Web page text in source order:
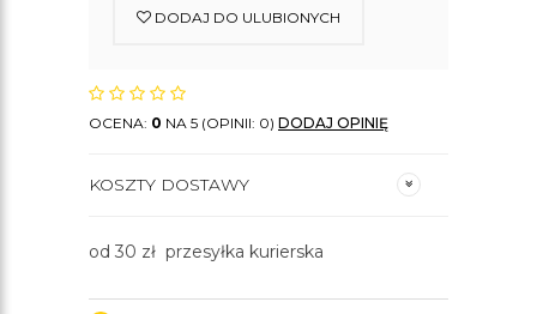
DODAJ DO ULUBIONYCH
OCENA: 0 NA 5 (OPINII: 0) DODAJ OPINIĘ
KOSZTY DOSTAWY
od 30 zł przesyłka kurierska